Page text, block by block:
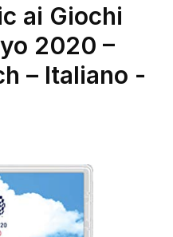
ai Giochi
2020 –
– Italiano -